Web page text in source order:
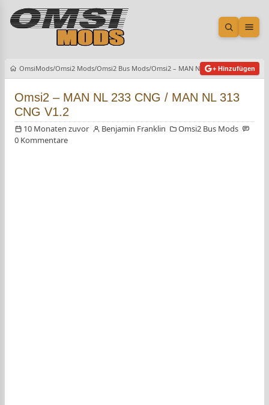
Suche
OmsiMods Omsi2 Mods Omsi2 Bus Mods Omsi2 – MAN NL 233 CNG / MAN NL
+ Hinzufügen
Omsi2 – MAN NL 233 CNG / MAN NL 313
CNG V1.2
10 Monaten zuvor Benjamin Franklin
Omsi2 Bus Mods
0 Kommentare